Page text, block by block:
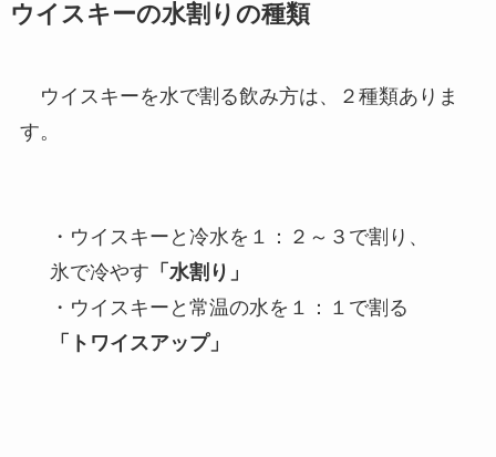
ウイスキーの水割りの種類
ウイスキーを水で割る飲み方は、２種類ありま
す。
・ウイスキーと冷水を１：２～３で割り、
氷で冷やす 「水割り」
・ウイスキーと常温の水を１：１で割る
「トワイスアップ」